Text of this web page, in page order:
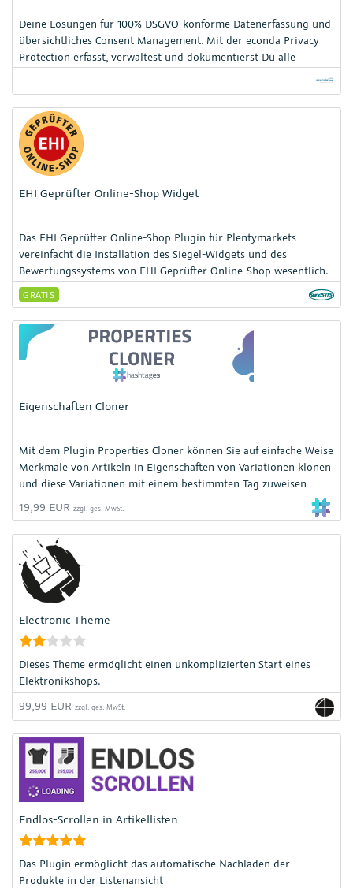
Deine Lösungen für 100% DSGVO-konforme Datenerfassung und
übersichtliches Consent Management. Mit der econda Privacy
Protection erfasst, verwaltest und dokumentierst Du alle
EHI Geprüfter Online-Shop Widget
Das EHI Geprüfter Online-Shop Plugin für Plentymarkets
vereinfacht die Installation des Siegel-Widgets und des
Bewertungssystems von EHI Geprüfter Online-Shop wesentlich.
EHI Geprüfter Online-Shop unterstützt Sie durch eine
Zertifizierung Ihres Shops und Kundenbewertungen darin, Ihre
Conversion zu erhöhen. Das Plugin ist perfekt an Plentymarkets
angepasst sowie an die Funktionen des Widgets und der
Bewertungen des EHI.
GRATIS
Eigenschaften Cloner
Mit dem Plugin Properties Cloner können Sie auf einfache Weise
Merkmale von Artikeln in Eigenschaften von Variationen klonen
und diese Variationen mit einem bestimmten Tag zuweisen
19,99 EUR zzgl. ges. MwSt.
Electronic Theme
Dieses Theme ermöglicht einen unkomplizierten Start eines
Elektronikshops.
99,99 EUR zzgl. ges. MwSt.
Endlos-Scrollen in Artikellisten
Das Plugin ermöglicht das automatische Nachladen der
Produkte in der Listenansicht